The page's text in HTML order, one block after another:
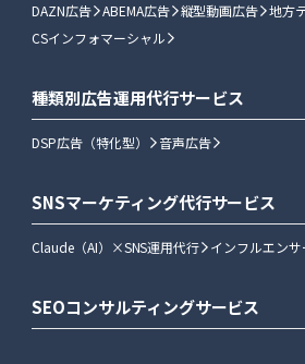
DAZN広告
ABEMA広告 縦型動画広告
地方
CSインフォマーシャル
種類別広告運用代行サービス
DSP広告（特化型） 音声広告
SNSマーケティング代行サービス
Claude（AI）×SNS運用代行 インフルエン
SEOコンサルティングサービス